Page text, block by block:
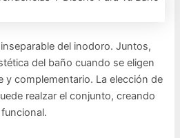
del inodoro. Juntos,
del baño cuando se eligen
y complementario. La elección de
realzar el conjunto, creando